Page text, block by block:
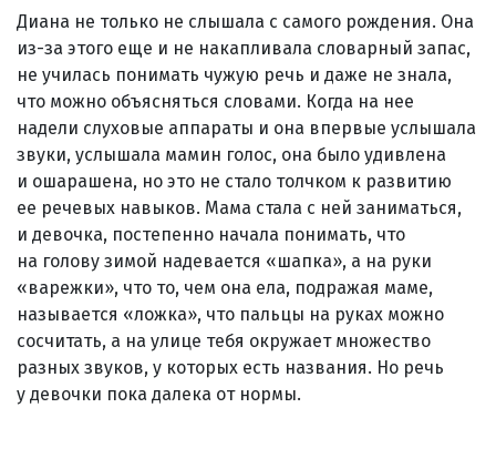
Диана не только не слышала с самого рождения. Она
из-за этого еще и не накапливала словарный запас,
не училась понимать чужую речь и даже не знала,
что можно объясняться словами. Когда на нее
надели слуховые аппараты и она впервые услышала
звуки, услышала мамин голос, она было удивлена
и ошарашена, но это не стало толчком к развитию
ее речевых навыков. Мама стала с ней заниматься,
и девочка, постепенно начала понимать, что
на голову зимой надевается «шапка», а на руки
«варежки», что то, чем она ела, подражая маме,
называется «ложка», что пальцы на руках можно
сосчитать, а на улице тебя окружает множество
разных звуков, у которых есть названия. Но речь
у девочки пока далека от нормы.